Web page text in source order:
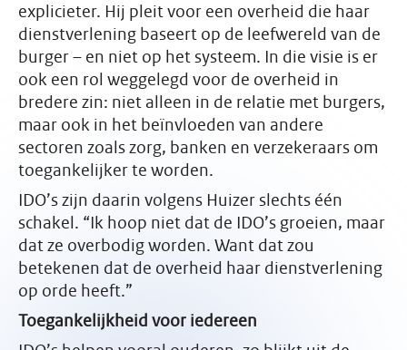
explicieter. Hij pleit voor een overheid die haar
dienstverlening baseert op de leefwereld van de
burger – en niet op het systeem. In die visie is er
ook een rol weggelegd voor de overheid in
bredere zin: niet alleen in de relatie met burgers,
maar ook in het beïnvloeden van andere
sectoren zoals zorg, banken en verzekeraars om
toegankelijker te worden.
IDO’s zijn daarin volgens Huizer slechts één
schakel. “Ik hoop niet dat de IDO’s groeien, maar
dat ze overbodig worden. Want dat zou
betekenen dat de overheid haar dienstverlening
op orde heeft.”
Toegankelijkheid voor iedereen